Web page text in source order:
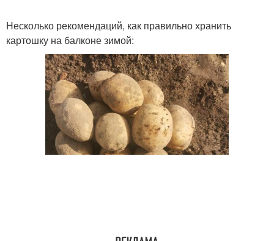
Несколько рекомендаций, как правильно хранить
картошку на балконе зимой: